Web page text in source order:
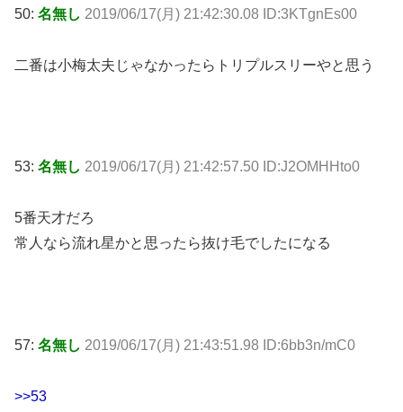
50: 名無し 2019/06/17(月) 21:42:30.08 ID:3KTgnEs00
二番は小梅太夫じゃなかったらトリプルスリーやと思う
53: 名無し 2019/06/17(月) 21:42:57.50 ID:J2OMHHto0
5番天才だろ
常人なら流れ星かと思ったら抜け毛でしたになる
57: 名無し 2019/06/17(月) 21:43:51.98 ID:6bb3n/mC0
>>53